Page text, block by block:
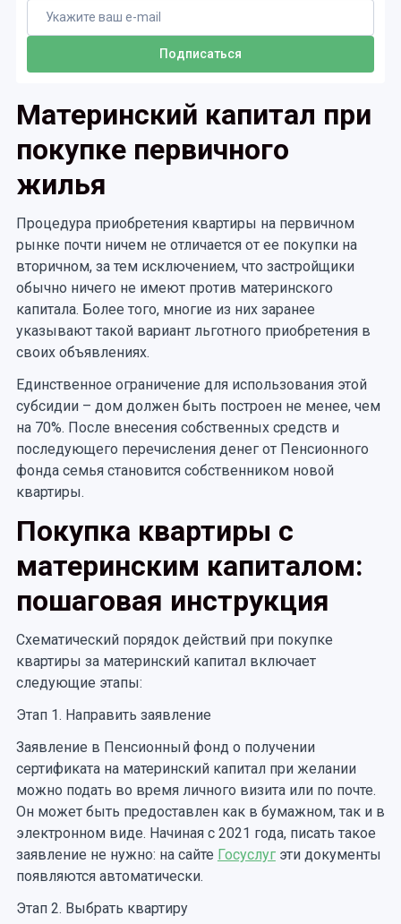
Материнский капитал при
покупке первичного
жилья
Процедура приобретения квартиры на первичном
рынке почти ничем не отличается от ее покупки на
вторичном, за тем исключением, что застройщики
обычно ничего не имеют против материнского
капитала. Более того, многие из них заранее
указывают такой вариант льготного приобретения в
своих объявлениях.
Единственное ограничение для использования этой
субсидии – дом должен быть построен не менее, чем
на 70%. После внесения собственных средств и
последующего перечисления денег от Пенсионного
фонда семья становится собственником новой
квартиры.
Покупка квартиры с
материнским капиталом:
пошаговая инструкция
Схематический порядок действий при покупке
квартиры за материнский капитал включает
следующие этапы:
Этап 1. Направить заявление
Заявление в Пенсионный фонд о получении
сертификата на материнский капитал при желании
можно подать во время личного визита или по почте.
Он может быть предоставлен как в бумажном, так и в
электронном виде. Начиная с 2021 года, писать такое
заявление не нужно: на сайте Госуслугэти документы
появляются автоматически.
Этап 2. Выбрать квартиру